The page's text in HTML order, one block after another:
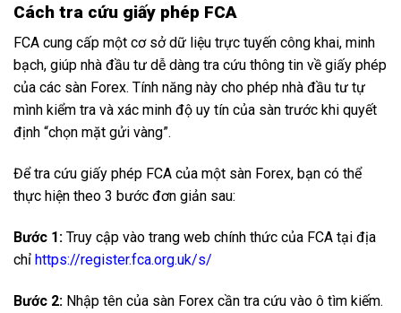
Cách tra cứu giấy phép FCA
FCA cung cấp một cơ sở dữ liệu trực tuyến công khai, minh
bạch, giúp nhà đầu tư dễ dàng tra cứu thông tin về giấy phép
của các sàn Forex. Tính năng này cho phép nhà đầu tư tự
mình kiểm tra và xác minh độ uy tín của sàn trước khi quyết
định “chọn mặt gửi vàng”.
Để tra cứu giấy phép FCA của một sàn Forex, bạn có thể
thực hiện theo 3 bước đơn giản sau:
Bước 1: Truy cập vào trang web chính thức của FCA tại địa
chỉ https://register.fca.org.uk/s/
Bước 2: Nhập tên của sàn Forex cần tra cứu vào ô tìm kiếm.